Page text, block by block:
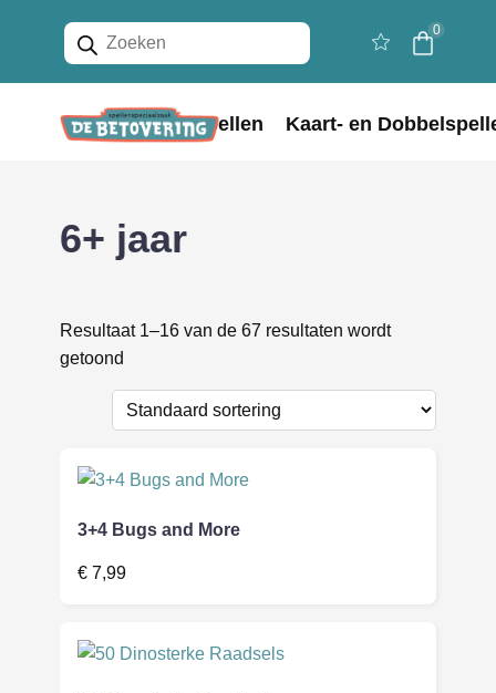
Producten
zoeken
0
Home Bordspellen Kaart- en
6+ jaar
Resultaat 1–16 van de 67 resultaten wordt
getoond
3+4 Bugs and More
€ 7,99